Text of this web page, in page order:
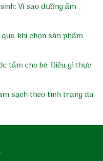
Vì sao dưỡng ẩm
khi chọn sản phẩm
tắm cho bé: Điều gì thực
sạch theo tình trạng da